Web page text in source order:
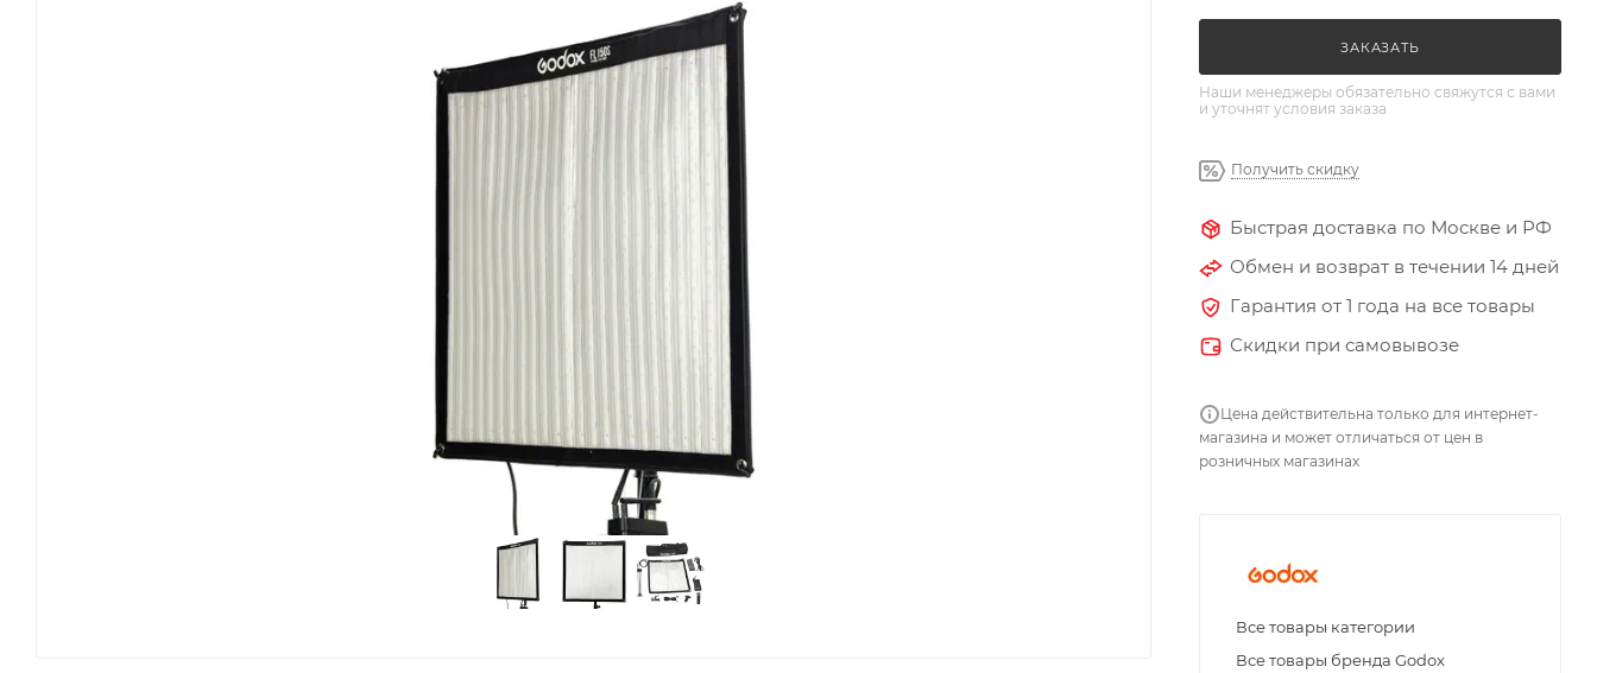
ЗАКАЗАТЬ
Наши менеджеры обязательно свяжутся с вами
и уточнят условия заказа
Получить скидку
Быстрая доставка по Москве и РФ
Обмен и возврат в течении 14 дней
Гарантия от 1 года на все товары
Скидки при самовывозе
Цена действительна только для интернет-
магазина и может отличаться от цен в
розничных магазинах
Все товары категории
Все товары бренда Godox